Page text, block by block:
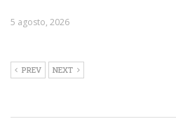
5 agosto, 2026
PREV NEXT